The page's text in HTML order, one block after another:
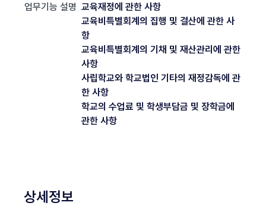
업무기능 설명 교육재정에 관한 사항
교육비특별회계의 집행 및 결산에 관한 사
항
교육비특별회계의 기채 및 재산관리에 관한
사항
사립학교와 학교법인 기타의 재정감독에 관
한 사항
학교의 수업료 및 학생부담금 및 장학금에
관한 사항
상세정보